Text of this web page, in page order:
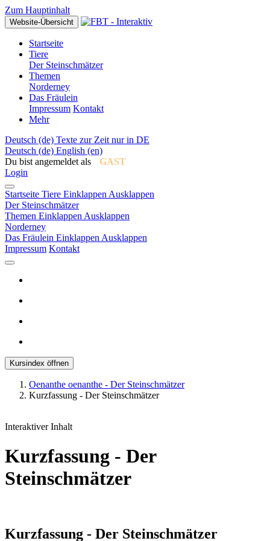
Zum Hauptinhalt
Website-Übersicht
Startseite
Tiere
Der Steinschmätzer
Themen
Norderney
Das Fräulein
Impressum Kontakt
Mehr
Deutsch ‎(de)‎ Texte zur Zeit nur in DE
Deutsch ‎(de)‎ English ‎(en)‎
Du bist angemeldet als
GAST
Login
Startseite Tiere Einklappen Ausklappen
Der Steinschmätzer
Themen Einklappen Ausklappen
Norderney
Das Fräulein Einklappen Ausklappen
Impressum Kontakt
Kursindex öffnen
Oenanthe oenanthe - Der Steinschmätzer
Kurzfassung - Der Steinschmätzer
Interaktiver Inhalt
Kurzfassung - Der
Steinschmätzer
Kurzfassung - Der Steinschmätzer